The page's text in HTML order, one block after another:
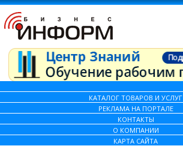
КАТАЛОГ ТОВАРОВ И УСЛУГ
РЕКЛАМА НА ПОРТАЛЕ
КОНТАКТЫ
О КОМПАНИИ
КАРТА САЙТА